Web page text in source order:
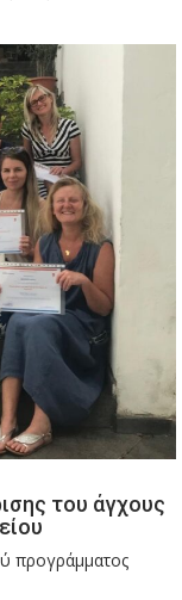
του άγχους
προγράμματος